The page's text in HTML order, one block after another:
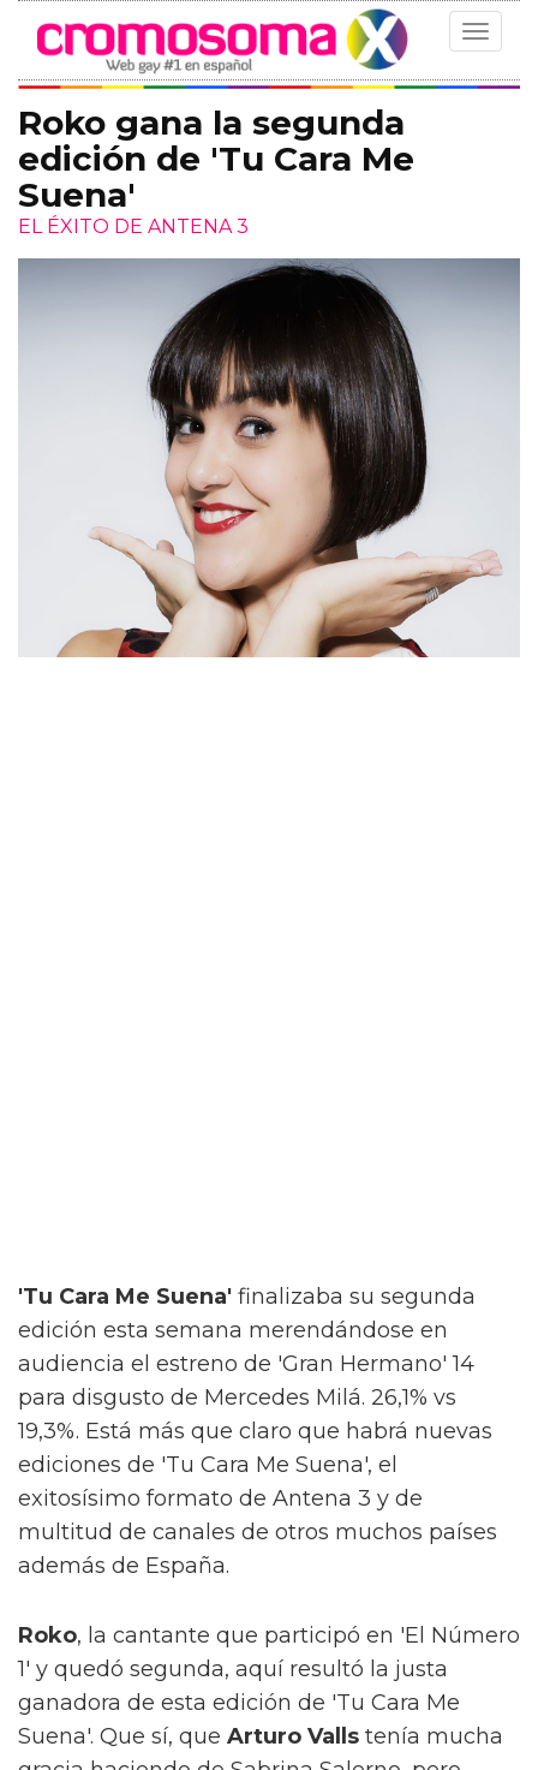
Toggle
Roko gana la segunda
edición de 'Tu Cara Me
Suena'
EL ÉXITO DE ANTENA 3
'Tu Cara Me Suena' finalizaba su segunda
edición esta semana merendándose en
audiencia el estreno de 'Gran Hermano' 14
para disgusto de Mercedes Milá. 26,1% vs
19,3%. Está más que claro que habrá nuevas
ediciones de 'Tu Cara Me Suena', el
exitosísimo formato de Antena 3 y de
multitud de canales de otros muchos países
además de España.
Roko, la cantante que participó en 'El Número
1' y quedó segunda, aquí resultó la justa
ganadora de esta edición de 'Tu Cara Me
Suena'. Que sí, que Arturo Valls tenía mucha